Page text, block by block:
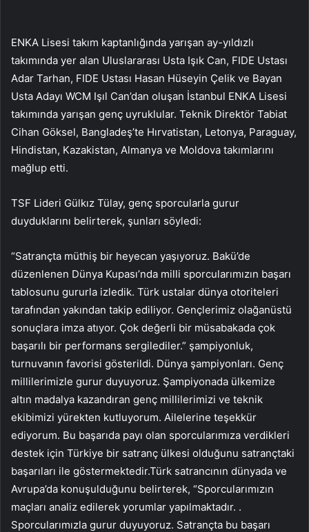
ENKA Lisesi takım kaptanlığında yarışan ay-yıldızlı
takımında yer alan Uluslararası Usta Işık Can, FIDE Ustası
Adar Tarhan, FIDE Ustası Hasan Hüseyin Çelik ve Bayan
Usta Adayı WCM Işıl Can’dan oluşan İstanbul ENKA Lisesi
takımında yarışan genç uyruklular. Teknik Direktör Tabiat
Cihan Göksel, Bangladeş’te Hırvatistan, Letonya, Paraguay,
Hindistan, Kazakistan, Almanya ve Moldova takımlarını
mağlup etti.
TSF Lideri Gülkız Tülay, genç sporcularla gurur
duyduklarını belirterek, şunları söyledi:
“Satrançta müthiş bir heyecan yaşıyoruz. Bakü’de
düzenlenen Dünya Kupası’nda milli sporcularımızın başarı
tablosunu gururla izledik. Türk ustalar dünya otoriteleri
tarafından yakından takip ediliyor. Gençlerimiz olağanüstü
sonuçlara imza atıyor. Çok değerli bir müsabakada çok
başarılı bir performans sergilediler.” şampiyonluk,
turnuvanın favorisi gösterildi. Dünya şampiyonları. Genç
millilerimizle gurur duyuyoruz. Şampiyonada ülkemize
altın madalya kazandıran genç millilerimizi ve teknik
ekibimizi yürekten kutluyorum. Ailelerine teşekkür
ediyorum. Bu başarıda payı olan sporcularımıza verdikleri
destek için Türkiye bir satranç ülkesi olduğunu satrançtaki
başarıları ile göstermektedir.Türk satrancının dünyada ve
Avrupa’da konuşulduğunu belirterek, “Sporcularımızın
maçları analiz edilerek yorumlar yapılmaktadır. .
Sporcularımızla gurur duyuyoruz. Satrançta bu başarı